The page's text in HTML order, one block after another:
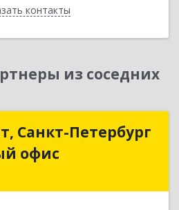
контакты
Назад
из соседних
Санкт-Петербург
офис
Санкт-Петербург
офис